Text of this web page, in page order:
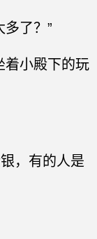
了？”
着小殿下的玩
，有的人是